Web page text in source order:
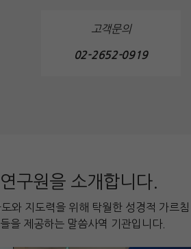
고객문의
02-2652-0919
구원을 소개합니다.
와 지도력을 위해 탁월한 성경적 가르침
을 제공하는 말씀사역 기관입니다.